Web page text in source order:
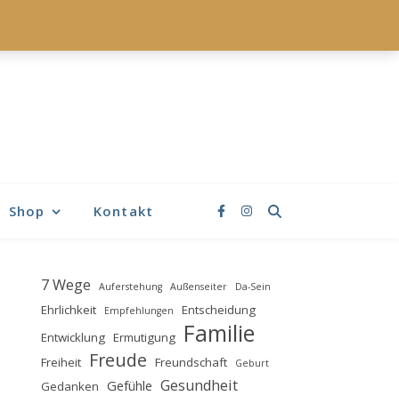
Shop Kontakt
7 Wege Auferstehung Außenseiter Da-Sein
Ehrlichkeit Empfehlungen
Entscheidung
Entwicklung Ermutigung Familie
Freiheit Freude Freundschaft Geburt
Gedanken Gefühle Gesundheit